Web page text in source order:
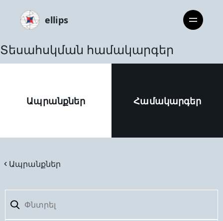
ellips
Տեսահսկման համակարգեր
Ապրանքներ Համակարգեր
Ապրանքներ